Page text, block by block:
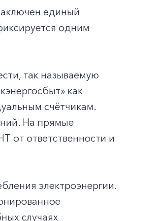
единый
одним
так называемую
как
счётчикам.
На прямые
от ответственности и
электроэнергии.
случаях